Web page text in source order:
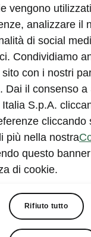
(il pacchetto
Apple
smartphone
vengono
analizzare il
di social
Condividiamo
sito con i nostri
Dai il consenso
S.p.A.
cliccando
più nella nostra
questo
di cookie.
Rifiuto tutto